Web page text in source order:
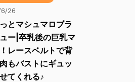
6/26
とマシュマロブラ
ー|卒乳後の巨乳マ
レースベルトで背
もバストにギュッ
てくれる♪